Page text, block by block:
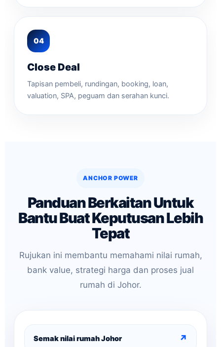
Close Deal
Tapisan pembeli, rundingan, booking, loan,
valuation, SPA, peguam dan serahan kunci.
ANCHOR POWER
Panduan Berkaitan Untuk
Bantu Buat Keputusan Lebih
Tepat
Rujukan ini membantu memahami nilai rumah,
bank value, strategi harga dan proses jual
rumah di Johor.
Semak nilai rumah Johor ↗